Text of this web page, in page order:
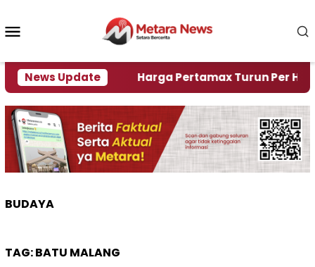
konten
News Update
Krisi Air Harga Pertamax Turun Per Hari Ini,
BUDAYA
TAG:BATU MALANG